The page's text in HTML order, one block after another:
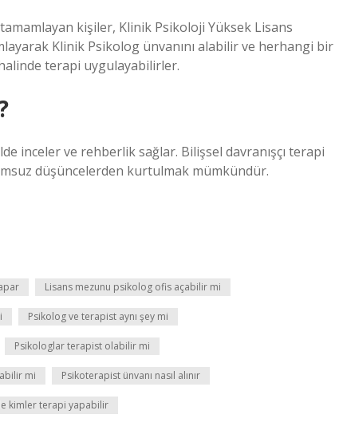
kişiler, Klinik Psikoloji Yüksek Lisans
Klinik Psikolog ünvanını alabilir ve herhangi bir
terapi uygulayabilirler.
inceler ve rehberlik sağlar. Bilişsel davranışçı terapi
düşüncelerden kurtulmak mümkündür.
Lisans mezunu psikolog ofis açabilir mi
Psikolog ve terapist aynı şey mi
Psikologlar terapist olabilir mi
mi Psikoterapist ünvanı nasıl alınır
kimler terapi yapabilir